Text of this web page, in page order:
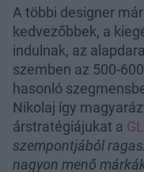
A többi designer
kedvezőbbek, a
indulnak, az
szemben az 500-
hasonló
Nikolaj így
árstratégiájukat a
szempontjából
nagyon menő